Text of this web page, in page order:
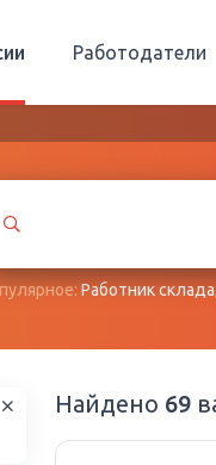
Работодатели
Работник склада
Найдено 69